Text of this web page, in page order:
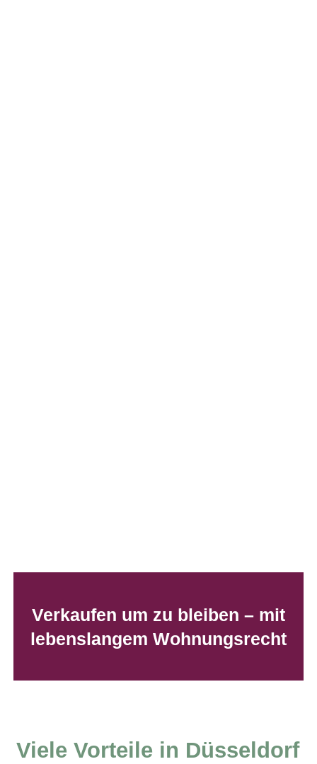
Verkaufen um zu bleiben – mit
lebenslangem Wohnungsrecht
Viele Vorteile in Düsseldorf